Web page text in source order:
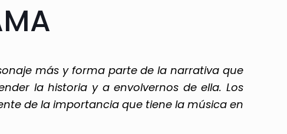
más y forma parte de la narrativa que
la historia y a envolvernos de ella. Los
de la importancia que tiene la música en